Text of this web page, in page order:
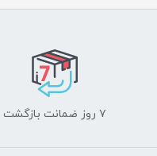
۷ روز ضمانت بازگشت